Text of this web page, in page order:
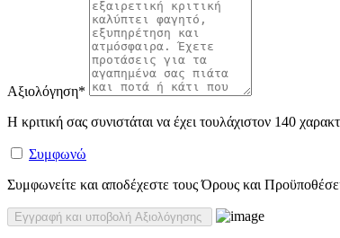
Αξιολόγηση*
Η κριτική σας συνιστάται να έχει τουλάχιστον 140
Συμφωνώ
Συμφωνείτε και αποδέχεστε τους Όρους και